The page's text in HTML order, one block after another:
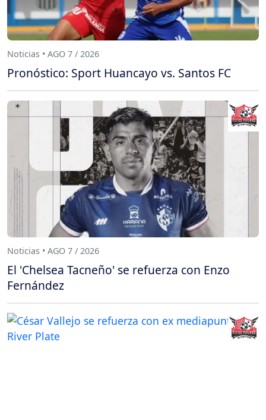
Noticias • AGO 7 / 2026
Pronóstico: Sport Huancayo vs. Santos FC
Noticias • AGO 7 / 2026
El 'Chelsea Tacneño' se refuerza con Enzo
Fernández